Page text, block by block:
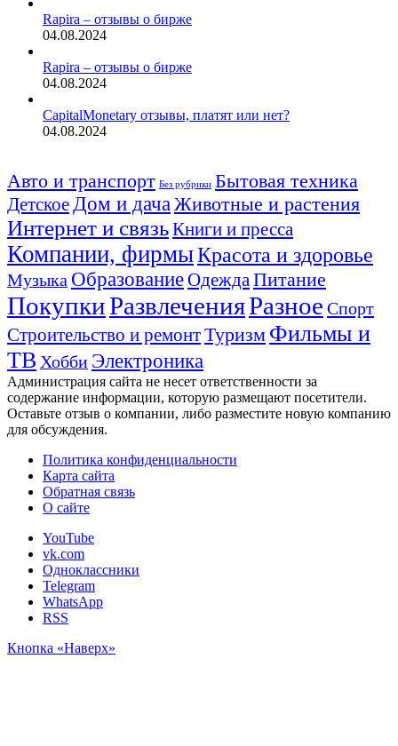
Rapira – отзывы о бирже
04.08.2024
Rapira – отзывы о бирже
04.08.2024
CapitalMonetary отзывы, платят или нет?
04.08.2024
Авто и транспорт Без рубрики Бытовая техника
Детское Дом и дача Животные и растения
Интернет и связьКниги и пресса
Компании, фирмыКрасота и здоровье
Музыка ОбразованиеОдежда Питание
ПокупкиРазвлеченияРазное Спорт
Строительство и ремонтТуризм Фильмы и
ТВ Хобби Электроника
Администрация сайта не несет ответственности за
содержание информации, которую размещают посетители.
Оставьте отзыв о компании, либо разместите новую компанию
для обсуждения.
Политика конфиденциальности
Карта сайта
Обратная связь
О сайте
YouTube
vk.com
Одноклассники
Telegram
WhatsApp
RSS
Кнопка «Наверх»